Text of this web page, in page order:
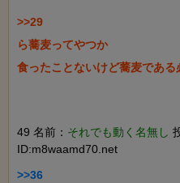
>>29
ら蕎麦ってやつか
食ったことないけど蕎麦である
49 名前： それでも動く名無し
ID:m8waamd70.net
>>36